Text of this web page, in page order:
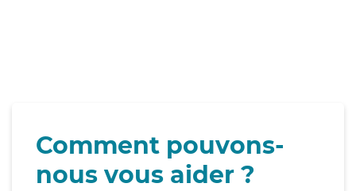
Comment pouvons-
nous vous aider ?